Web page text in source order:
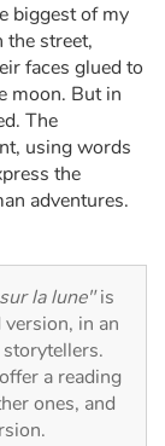
biggest of my
the street,
faces glued to
moon. But in
The
using words
the
adventures.
la lune"is
in an
a reading
ones, and